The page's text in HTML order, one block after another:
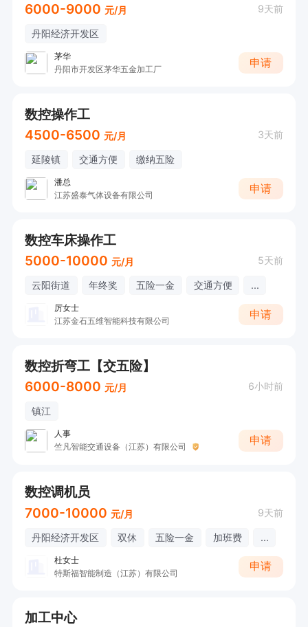
6000-9000 元/月 9天前
丹阳经济开发区
茅华
丹阳市开发区茅华五金加工厂
申请
数控操作工
4500-6500 元/月 3天前
延陵镇 交通方便 缴纳五险
潘总
江苏盛泰气体设备有限公司
申请
数控车床操作工
5000-10000 元/月 5天前
云阳街道 年终奖 五险一金 交通方便 ...
厉女士
江苏金石五维智能科技有限公司
申请
数控折弯工【交五险】
6000-8000 元/月 6小时前
镇江
人事
竺凡智能交通设备（江苏）有限公司
申请
数控调机员
7000-10000 元/月 9天前
丹阳经济开发区 双休 五险一金 加班费 ...
杜女士
特斯福智能制造（江苏）有限公司
申请
加工中心